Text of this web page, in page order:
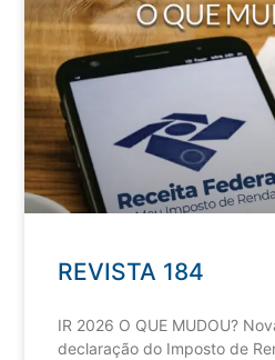
REVISTA 184
IR 2026 O QUE MUDOU?
declaração do Imposto de